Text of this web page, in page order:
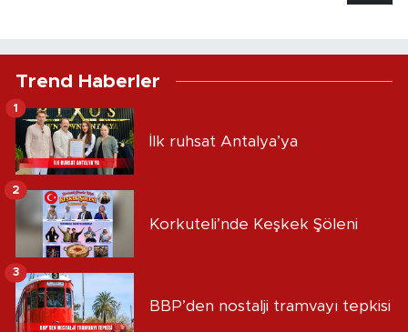
Trend Haberler
İlk ruhsat Antalya’ya
1
Korkuteli’nde Keşkek Şöleni
2
BBP’den nostalji tramvayı tepkisi
3